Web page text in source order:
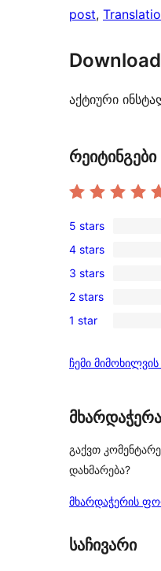
post,
აქტიური
რეიტინგები
9
5-
star
reviews
5 stars
2
4-
star
reviews
4 stars
0
3-
star
3 stars
0
2-
reviews
2 stars
0
star
1 star
ჩემი
მხარდაჭერა
გაქვთ
დახმარება?
მხარდაჭერის
საჩივარი